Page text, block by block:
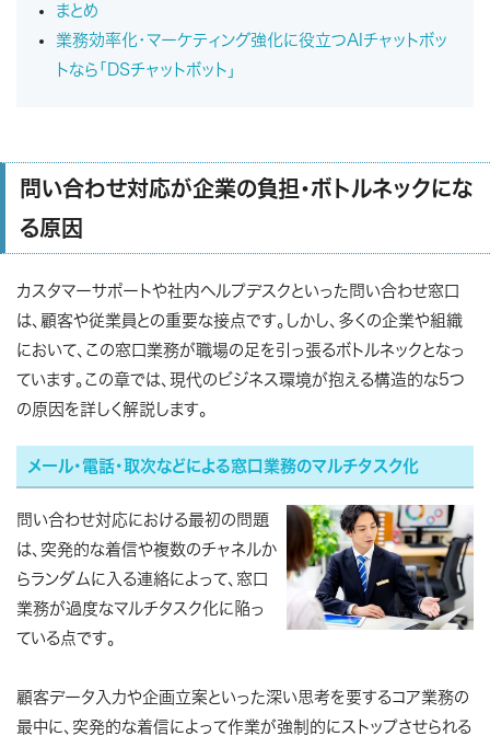
まとめ
業務効率化・マーケティング強化に役立つAIチャットボッ
トなら「DSチャットボット」
問い合わせ対応が企業の負担・ボトルネックにな
る原因
カスタマーサポートや社内ヘルプデスクといった問い合わせ窓口
は、顧客や従業員との重要な接点です。しかし、多くの企業や組織
において、この窓口業務が職場の足を引っ張るボトルネックとなっ
ています。この章では、現代のビジネス環境が抱える構造的な5つ
の原因を詳しく解説します。
メール・電話・取次などによる窓口業務のマルチタスク化
問い合わせ対応における最初の問題
は、突発的な着信や複数のチャネルか
らランダムに入る連絡によって、窓口
業務が過度なマルチタスク化に陥っ
ている点です。
顧客データ入力や企画立案といった深い思考を要するコア業務の
最中に、突発的な着信によって作業が強制的にストップさせられる